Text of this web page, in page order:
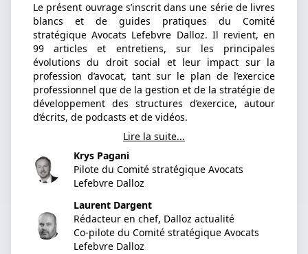
Le présent ouvrage s’inscrit dans une série de livres
blancs et de guides pratiques du Comité
stratégique Avocats Lefebvre Dalloz. Il revient, en
99 articles et entretiens, sur les principales
évolutions du droit social et leur impact sur la
profession d’avocat, tant sur le plan de l’exercice
professionnel que de la gestion et de la stratégie de
développement des structures d’exercice, autour
d’écrits, de podcasts et de vidéos.
Lire la suite...
Krys Pagani
Pilote du Comité stratégique Avocats
Lefebvre Dalloz
Laurent Dargent
Rédacteur en chef, Dalloz actualité
Co-pilote du Comité stratégique Avocats
Lefebvre Dalloz